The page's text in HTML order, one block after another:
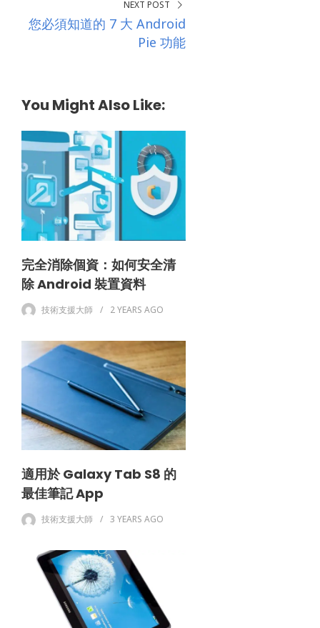
NEXT POST
您必須知道的 7 大 Android
Pie 功能
You Might Also Like:
完全消除個資：如何安全清
除 Android 裝置資料
技術支援大師 2 YEARS AGO
適用於 Galaxy Tab S8 的
最佳筆記 App
技術支援大師 3 YEARS AGO